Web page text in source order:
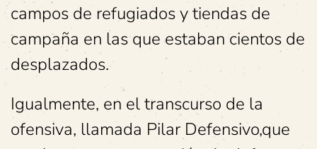
campos de refugiados y tiendas de
campaña en las que estaban cientos de
desplazados.
Igualmente, en el transcurso de la
ofensiva, llamada Pilar Defensivo,que